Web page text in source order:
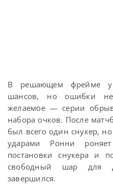
В решающем фрейме у
шансов, но ошибки не
желаемое — серии
набора очков. После
был всего один снукер,
ударами Ронни
постановки снукера и
свободный шар для
завершился.